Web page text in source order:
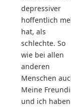
depressiver
hoffentlich
hat, als
schlechte. So
wie bei allen
anderen
Menschen
Meine
und ich haben